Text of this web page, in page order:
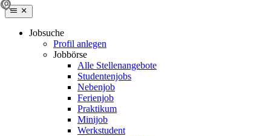
Jobsuche
Profil anlegen
Jobbörse
Alle Stellenangebote
Studentenjobs
Nebenjob
Ferienjob
Praktikum
Minijob
Werkstudent